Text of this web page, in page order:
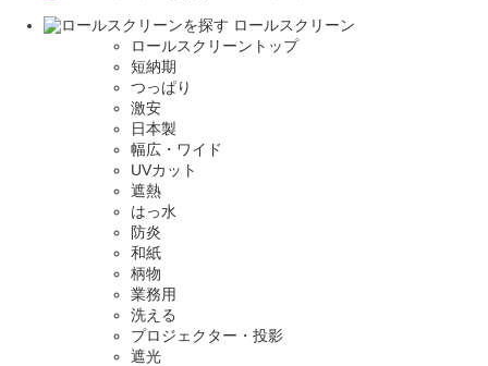
ロールスクリーン
ロールスクリーントップ
短納期
つっぱり
激安
日本製
幅広・ワイド
UVカット
遮熱
はっ水
防炎
和紙
柄物
業務用
洗える
プロジェクター・投影
遮光